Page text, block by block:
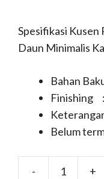
Spesifikasi
Daun Minimalis
Bahan
Finishing
Belum
- +